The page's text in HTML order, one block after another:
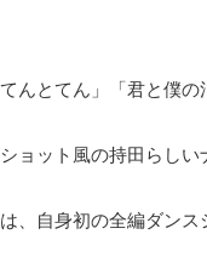
んとてん」「君と僕の
ョット風の持田らし
、自身初の全編ダンス